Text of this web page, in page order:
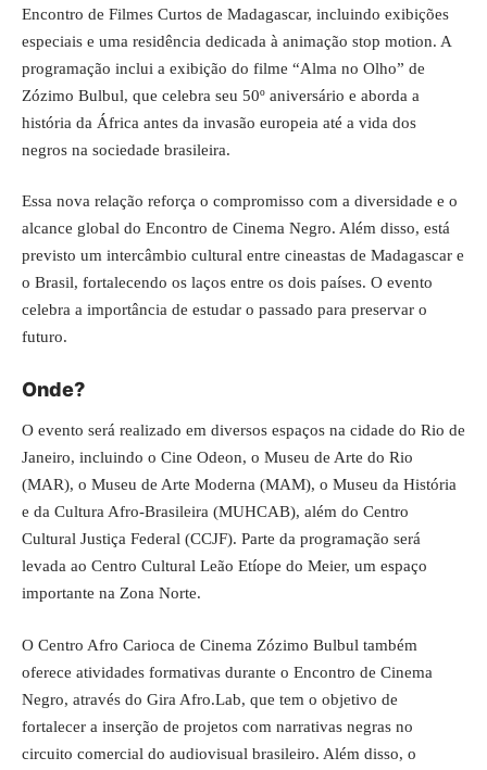
Encontro de Filmes Curtos de Madagascar, incluindo exibições
especiais e uma residência dedicada à animação stop motion. A
programação inclui a exibição do filme “Alma no Olho” de
Zózimo Bulbul, que celebra seu 50º aniversário e aborda a
história da África antes da invasão europeia até a vida dos
negros na sociedade brasileira.
Essa nova relação reforça o compromisso com a diversidade e o
alcance global do Encontro de Cinema Negro. Além disso, está
previsto um intercâmbio cultural entre cineastas de Madagascar e
o Brasil, fortalecendo os laços entre os dois países. O evento
celebra a importância de estudar o passado para preservar o
futuro.
Onde?
O evento será realizado em diversos espaços na cidade do Rio de
Janeiro, incluindo o Cine Odeon, o Museu de Arte do Rio
(MAR), o Museu de Arte Moderna (MAM), o Museu da História
e da Cultura Afro-Brasileira (MUHCAB), além do Centro
Cultural Justiça Federal (CCJF). Parte da programação será
levada ao Centro Cultural Leão Etíope do Meier, um espaço
importante na Zona Norte.
O Centro Afro Carioca de Cinema Zózimo Bulbul também
oferece atividades formativas durante o Encontro de Cinema
Negro, através do Gira Afro.Lab, que tem o objetivo de
fortalecer a inserção de projetos com narrativas negras no
circuito comercial do audiovisual brasileiro. Além disso, o